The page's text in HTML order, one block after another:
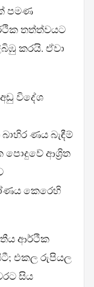
පමණ
තත්ත්වයට
කරයි. ඒවා
විදේශ
ණය බැඳීම්
පොදුවේ ආශ්‍රිත
කෙරෙහි
ආර්ථික
එකල රුපියල
සිය